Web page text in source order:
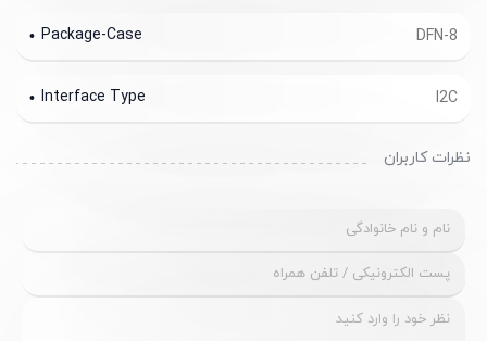
DFN-8
Package-Case
I2C
Interface Type
نظرات کاربران